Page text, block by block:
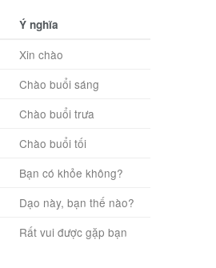
Ý nghĩa
Xin chào
Chào buổi sáng
Chào buổi trưa
Chào buổi tối
Bạn có khỏe không?
Dạo này, bạn thế nào?
Rất vui được gặp bạn